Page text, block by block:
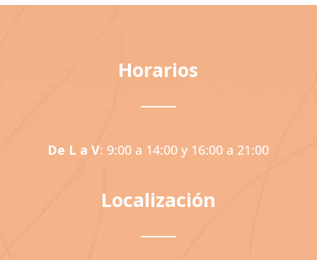
Horarios
De L a V: 9:00 a 14:00 y 16:00 a 21:00
Localización